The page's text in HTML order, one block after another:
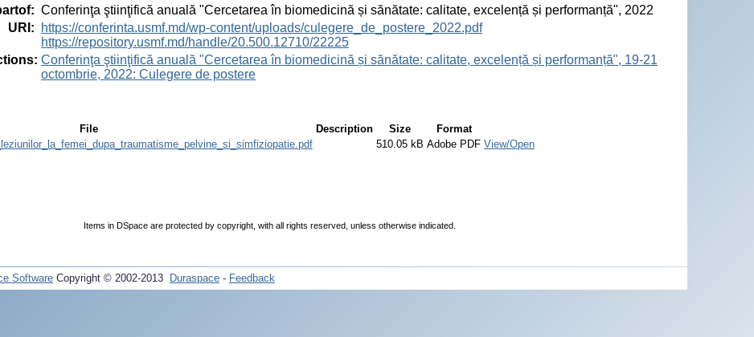
: Conferinţa ştiinţifică anuală "Cercetarea în biomedicină și sănătate: calitate, excelență și performanță", 2022
URI :
https://conferinta.usmf.md/wp-content/uploads/culegere_de_postere_2022.pdf
https://repository.usmf.md/handle/20.500.12710/22225
Conferinţa ştiinţifică anuală "Cercetarea în biomedicină și sănătate: calitate, excelență și performanță", 19-21
octombrie, 2022: Culegere de postere
File Description Size
Format
510.05 kB Adobe PDF View/Open
Items in DSpace are protected by copyright, with all rights reserved, unless otherwise indicated.
Software Copyright © 2002-2013 Duraspace - Feedback